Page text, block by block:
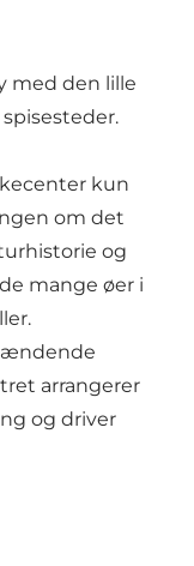
med den lille
kun
om det
og
mange øer i
arrangerer
og driver